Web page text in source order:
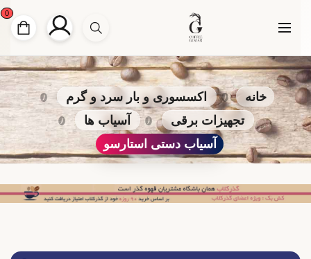
خانه
اکسسوری و بار سرد و گرم
تجهیزات برقی
آسیاب ها
آسیاب دستی استارسو